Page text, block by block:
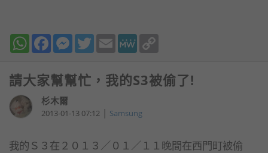
WhatsAppFacebookMessenger
TwitterEmail MeWe
請大家幫幫忙，我的S3被偷了!
杉木爾
2013-01-13 07:12 | Samsung
我的Ｓ３在２０１３／０１／１１晚間在西門町被偷